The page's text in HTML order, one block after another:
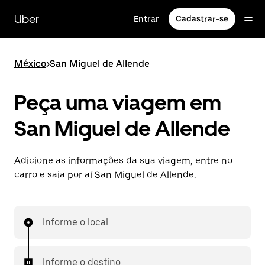
para
conteúdo
Uber Entrar Cadastrar-se
México>San Miguel de Allende
Peça uma viagem em
San Miguel de Allende
Adicione as informações da sua viagem, entre no
carro e saia por aí San Miguel de Allende.
Informe o local
Informe o destino